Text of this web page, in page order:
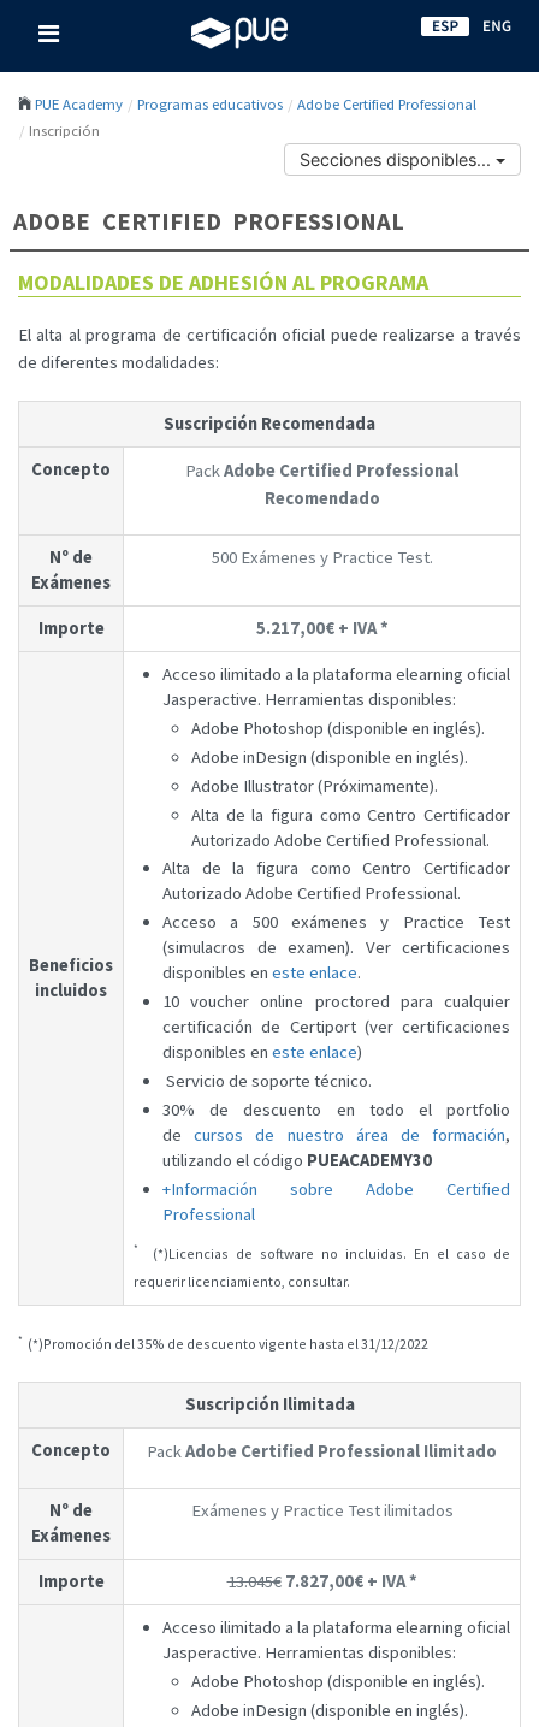
PUE Academy Programas educativos
Adobe Certified Professional
Inscripción
Secciones disponibles...
ADOBE CERTIFIED PROFESSIONAL
MODALIDADES DE ADHESIÓN AL PROGRAMA
El alta al programa de certificación oficial puede realizarse a través
de diferentes modalidades:
Suscripción Recomendada
Concepto PackAdobe Certified Professional
Recomendado
Nº de
Exámenes
500 Exámenes y Practice Test.
Importe 5.217,00€ + IVA *
Beneficios
incluidos
Acceso ilimitado a la plataforma elearning oficial
Jasperactive. Herramientas disponibles:
Adobe Photoshop (disponible en inglés).
Adobe inDesign (disponible en inglés).
Adobe Illustrator (Próximamente).
Alta de la figura como Centro Certificador
Autorizado Adobe Certified Professional.
Alta de la figura como Centro Certificador
Autorizado Adobe Certified Professional.
Acceso a 500 exámenes y Practice Test
(simulacros de examen). Ver certificaciones
disponibles en este enlace.
10 voucher online proctored para cualquier
certificación de Certiport (ver certificaciones
disponibles en este enlace)
Servicio de soporte técnico.
30% de descuento en todo el portfolio
decursos de nuestro área de formación,
utilizando el código PUEACADEMY30
+Información sobre Adobe Certified
Professional
*
(*)Licencias de software no incluidas. En el caso de
requerir licenciamiento, consultar.
* (*)Promoción del 35% de descuento vigente hasta el 31/12/2022
Suscripción Ilimitada
Concepto PackAdobe Certified Professional Ilimitado
Nº de
Exámenes
Exámenes y Practice Test ilimitados
Importe 13.045€ 7.827,00€ + IVA *
Acceso ilimitado a la plataforma elearning oficial
Jasperactive. Herramientas disponibles:
Adobe Photoshop (disponible en inglés).
Adobe inDesign (disponible en inglés).